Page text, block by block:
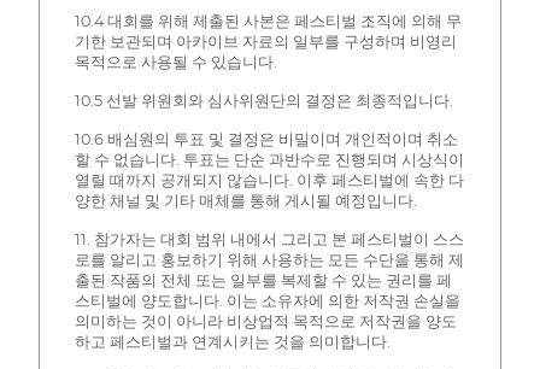
10.4 대회를 위해 제출된 사본은 페스티벌 조직에 의해 무
기한 보관되며 아카이브 자료의 일부를 구성하며 비영리
목적으로 사용될 수 있습니다.
10.5 선발 위원회와 심사위원단의 결정은 최종적입니다.
10.6 배심원의 투표 및 결정은 비밀이며 개인적이며 취소
할 수 없습니다. 투표는 단순 과반수로 진행되며 시상식이
열릴 때까지 공개되지 않습니다. 이후 페스티벌에 속한 다
양한 채널 및 기타 매체를 통해 게시될 예정입니다.
11. 참가자는 대회 범위 내에서 그리고 본 페스티벌이 스스
로를 알리고 홍보하기 위해 사용하는 모든 수단을 통해 제
출된 작품의 전체 또는 일부를 복제할 수 있는 권리를 페
스티벌에 양도합니다. 이는 소유자에 의한 저작권 손실을
의미하는 것이 아니라 비상업적 목적으로 저작권을 양도
하고 페스티벌과 연계시키는 것을 의미합니다.